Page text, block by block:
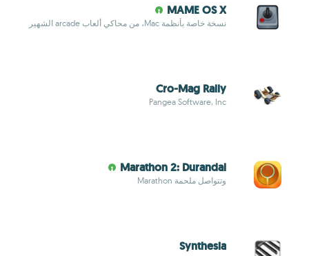
MAME OS X
نسخة خاصة بأنظمة Mac، من محاكي ألعاب arcade الشهير
Cro-Mag Rally
Pangea Software, Inc
Marathon 2: Durandal
وتتواصل ملحمة Marathon
Synthesia